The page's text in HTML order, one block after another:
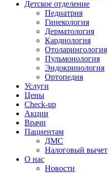
Детское отделение
Педиатрия
Гинекология
Дерматология
Кардиология
Отоларингология
Пульмонология
Эндокринология
Ортопедия
Услуги
Цены
Check-up
Акции
Врачи
Пациентам
ДМС
Налоговый вычет
О нас
Новости